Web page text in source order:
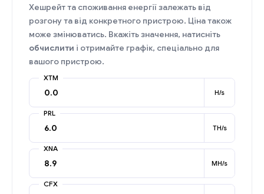
Хешрейт та споживання енергії залежать від
розгону та від конкретного пристрою. Ціна також
може змінюватись. Вкажіть значення, натисніть
обчислити і отримайте графік, спеціально для
вашого пристрою.
XTM
H/s
PRL
TH/s
XNA
MH/s
CFX